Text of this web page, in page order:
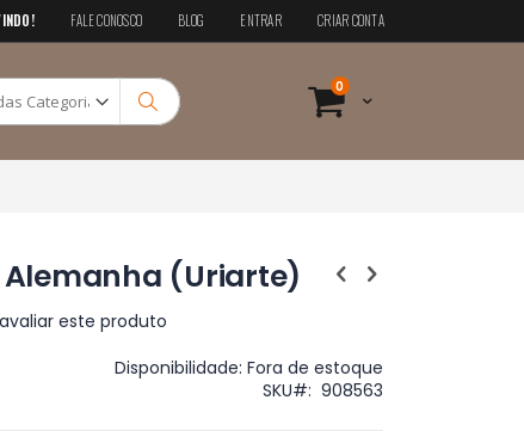
FALE CONOSCO BLOG ENTRAR CRIAR CONTA
Cart
0 itens
Pesquisa
Alemanha (Uriarte)
este produto
Disponibilidade: Fora de estoque
SKU
908563